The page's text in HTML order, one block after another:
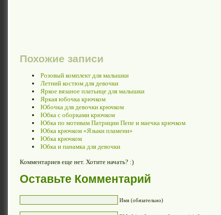
Похожие записи
Розовый комплект для малышки
Летний костюм для девочки
Яркое вязаное платьице для малышки
Яркая юбочка крючком
Юбочка для девочки крючком
Юбка с оборками крючком
Юбка по мотивам Патриции Пепе и маечка крючком
Юбка крючком «Языки пламени»
Юбка крючком
Юбка и панамка для девочки
Комментариев еще нет. Хотите начать? :)
Оставьте Комментарий
Имя (обязательно)